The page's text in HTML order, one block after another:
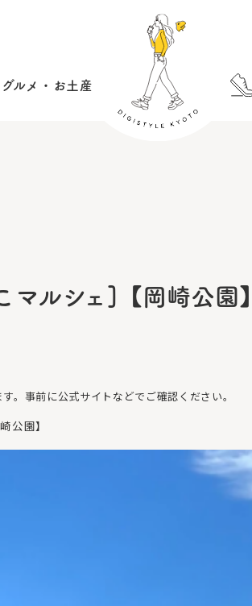
グルメ・お土産
ルシェ]【岡崎公園】
。事前に公式サイトなどでご確認ください。
公園】